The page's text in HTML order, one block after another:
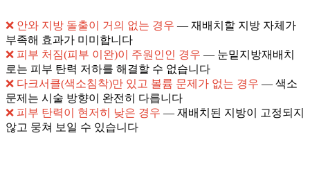
❌ 안와 지방 돌출이 거의 없는 경우 — 재배치할 지방 자체가
부족해 효과가 미미합니다
❌ 피부 처짐(피부 이완)이 주원인인 경우 — 눈밑지방재배치
로는 피부 탄력 저하를 해결할 수 없습니다
❌ 다크서클(색소침착)만 있고 볼륨 문제가 없는 경우 — 색소
문제는 시술 방향이 완전히 다릅니다
❌ 피부 탄력이 현저히 낮은 경우 — 재배치된 지방이 고정되지
않고 뭉쳐 보일 수 있습니다